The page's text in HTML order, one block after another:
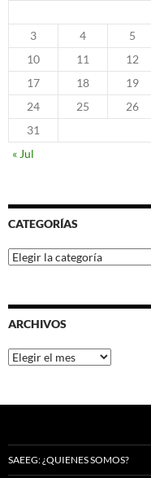
3
4 5
10
11 12
17
18 19
24
25 26
31
« Jul
CATEGORÍAS
Categorías
ARCHIVOS
Archivos
SAEEG: ¿QUIENES SOMOS?